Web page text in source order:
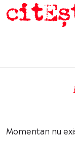
Momentan nu